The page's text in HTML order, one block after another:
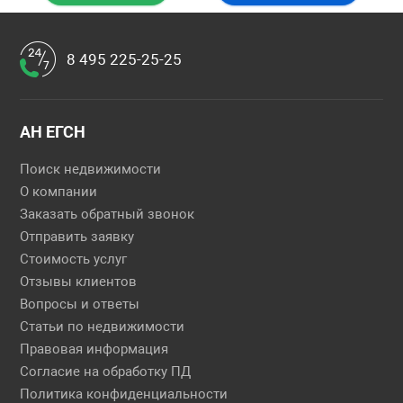
8 495 225-25-25
АН ЕГСН
Поиск недвижимости
О компании
Заказать обратный звонок
Отправить заявку
Стоимость услуг
Отзывы клиентов
Вопросы и ответы
Статьи по недвижимости
Правовая информация
Согласие на обработку ПД
Политика конфиденциальности